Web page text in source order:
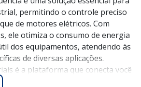
permitindo o controle preciso
de motores elétricos. Com
ele otimiza o consumo de energia
dos equipamentos, atendendo às
de diversas aplicações.
é a plataforma que conecta você
de inversores de